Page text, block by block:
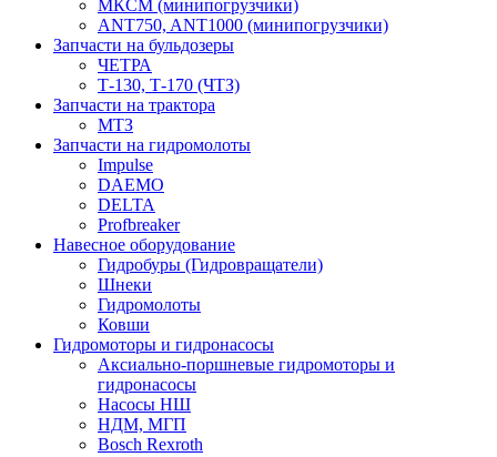
МКСМ (минипогрузчики)
ANT750, ANT1000 (минипогрузчики)
Запчасти на бульдозеры
ЧЕТРА
Т-130, Т-170 (ЧТЗ)
Запчасти на трактора
МТЗ
Запчасти на гидромолоты
Impulse
DAEMO
DELTA
Profbreaker
Навесное оборудование
Гидробуры (Гидровращатели)
Шнеки
Гидромолоты
Ковши
Гидромоторы и гидронасосы
Аксиально-поршневые гидромоторы и
гидронасосы
Насосы НШ
НДМ, МГП
Bosch Rexroth